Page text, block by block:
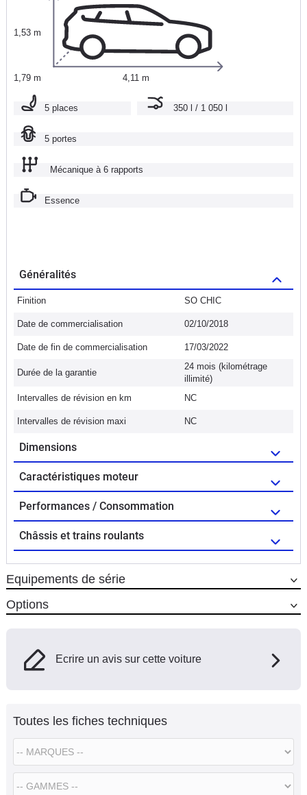
1,53 m
1,79 m 4,11 m
5 places 350 l / 1 050 l
5 portes
Mécanique à 6 rapports
Essence
Généralités
Finition SO CHIC
Date de commercialisation 02/10/2018
Date de fin de commercialisation 17/03/2022
Durée de la garantie
24 mois (kilométrage
illimité)
Intervalles de révision en km
NC
Intervalles de révision maxi NC
Dimensions
Caractéristiques moteur
Performances / Consommation
Châssis et trains roulants
Equipements de série
Options
Ecrire un avis sur cette voiture
Toutes les fiches techniques